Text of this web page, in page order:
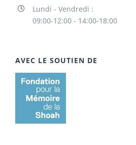
Lundi - Vendredi :
09:00-12:00 - 14:00-18:00
AVEC LE SOUTIEN DE